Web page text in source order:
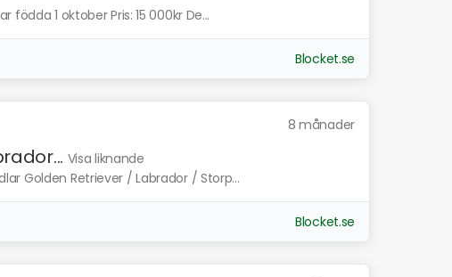
1 oktober Pris: 15 000kr De...
Blocket.se
8 månader
Visa liknande
Golden Retriever / Labrador / Storp...
Blocket.se